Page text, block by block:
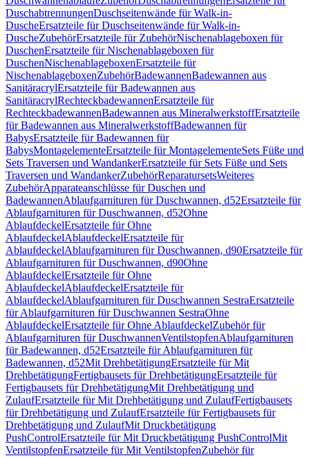
DuschabtrennungenDuschseitenwände für Walk-in-
DuscheErsatzteile für Duschseitenwände für Walk-in-
DuscheZubehörErsatzteile für ZubehörNischenablageboxen für
DuschenErsatzteile für Nischenablageboxen für
DuschenNischenablageboxenErsatzteile für
NischenablageboxenZubehörBadewannenBadewannen aus
SanitäracrylErsatzteile für Badewannen aus
SanitäracrylRechteckbadewannenErsatzteile für
RechteckbadewannenBadewannen aus MineralwerkstoffErsatzteile
für Badewannen aus MineralwerkstoffBadewannen für
BabysErsatzteile für Badewannen für
BabysMontagelementeErsatzteile für MontagelementeSets Füße und
Sets Traversen und WandankerErsatzteile für Sets Füße und Sets
Traversen und WandankerZubehörReparatursetsWeiteres
ZubehörApparateanschlüsse für Duschen und
BadewannenAblaufgarnituren für Duschwannen, d52Ersatzteile für
Ablaufgarnituren für Duschwannen, d52Ohne
AblaufdeckelErsatzteile für Ohne
AblaufdeckelAblaufdeckelErsatzteile für
AblaufdeckelAblaufgarnituren für Duschwannen, d90Ersatzteile für
Ablaufgarnituren für Duschwannen, d90Ohne
AblaufdeckelErsatzteile für Ohne
AblaufdeckelAblaufdeckelErsatzteile für
AblaufdeckelAblaufgarnituren für Duschwannen SestraErsatzteile
für Ablaufgarnituren für Duschwannen SestraOhne
AblaufdeckelErsatzteile für Ohne AblaufdeckelZubehör für
Ablaufgarnituren für DuschwannenVentilstopfenAblaufgarnituren
für Badewannen, d52Ersatzteile für Ablaufgarnituren für
Badewannen, d52Mit DrehbetätigungErsatzteile für Mit
DrehbetätigungFertigbausets für DrehbetätigungErsatzteile für
Fertigbausets für DrehbetätigungMit Drehbetätigung und
ZulaufErsatzteile für Mit Drehbetätigung und ZulaufFertigbausets
für Drehbetätigung und ZulaufErsatzteile für Fertigbausets für
Drehbetätigung und ZulaufMit Druckbetätigung
PushControlErsatzteile für Mit Druckbetätigung PushControlMit
VentilstopfenErsatzteile für Mit VentilstopfenZubehör für